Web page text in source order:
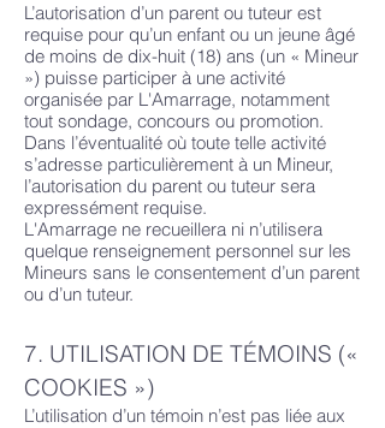
L’autorisation d’un parent ou tuteur est
requise pour qu’un enfant ou un jeune âgé
de moins de dix-huit (18) ans (un « Mineur
») puisse participer à une activité
organisée par L'Amarrage, notamment
tout sondage, concours ou promotion.
Dans l’éventualité où toute telle activité
s’adresse particulièrement à un Mineur,
l’autorisation du parent ou tuteur sera
expressément requise.
L'Amarrage ne recueillera ni n’utilisera
quelque renseignement personnel sur les
Mineurs sans le consentement d’un parent
ou d’un tuteur.
7. UTILISATION DE TÉMOINS («
COOKIES »)
L’utilisation d’un témoin n’est pas liée aux